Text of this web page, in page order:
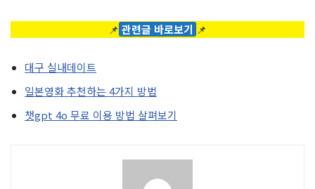
📌 관련글 바로보기 📌
대구 실내데이트
일본영화 추천하는 4가지 방법
챗gpt 4o 무료 이용 방법 살펴보기